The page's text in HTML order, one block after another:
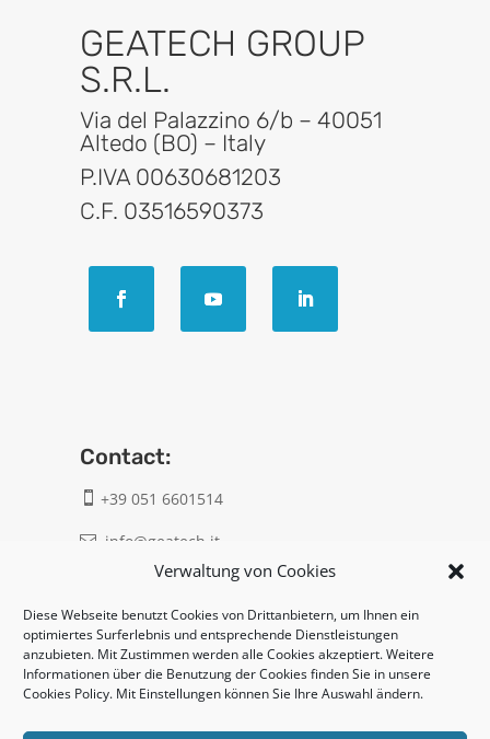
Verwaltung von Cookies
Diese Webseite benutzt Cookies von Drittanbietern, um Ihnen ein
optimiertes Surferlebnis und entsprechende Dienstleistungen
anzubieten. Mit Zustimmen werden alle Cookies akzeptiert. Weitere
Informationen über die Benutzung der Cookies finden Sie in unsere
Cookies Policy. Mit Einstellungen können Sie Ihre Auswahl ändern.
GEATECH GROUP
S.R.L.
Via del Palazzino 6/b – 40051
Altedo (BO) – Italy
P.IVA 00630681203
C.F. 03516590373
Contact:
 +39 051 6601514
 info@geatech.it
Legal:
Privacy policy